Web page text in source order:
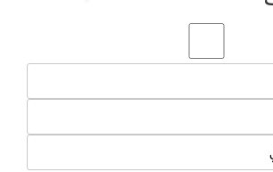
المشتركة التي كان لها عظيم الأثر في
لدى أفراد المجتمع .
من الأدوار المجتمعية المتنوعة، أبرزها التعاون
دبي وبشكل مستمر في العديد من المجالات
بأضرار المخدرات .